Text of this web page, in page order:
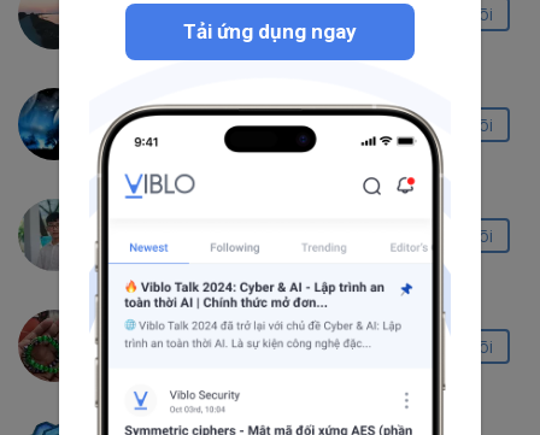
0
Theo dõi
namvipab
2
Theo dõi
0 0
Theo dõi
Tài Phan Minh
Theo dõi
Tải ứng dụng ngay